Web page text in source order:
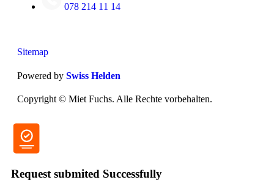
078 214 11 14
Copyright © Miet Fuchs. Alle Rechte vorbehalten.
Powered by Swiss Helden
Sitemap
Request submited Successfully